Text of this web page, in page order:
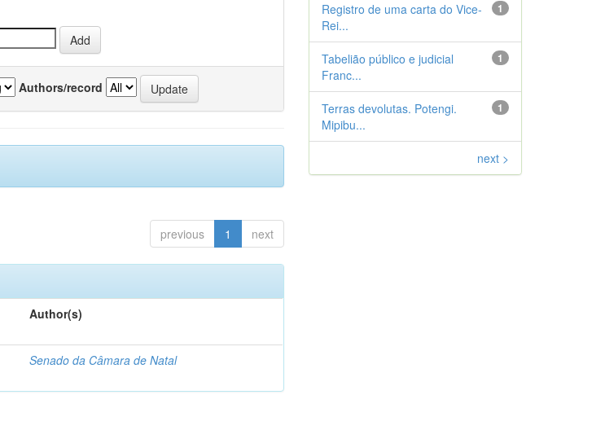
Authors/record
previous 1 next
Author(s)
Senado da Câmara de Natal
1
Registro de uma carta do Vice-
Rei...
1
Tabelião público e judicial
Franc...
1
Terras devolutas. Potengi.
Mipibu...
next >